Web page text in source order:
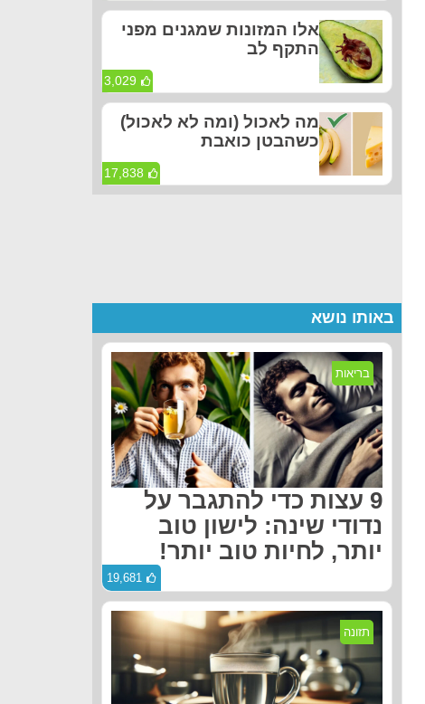
אלו המזונות שמגנים מפני
התקף לב
3,029
מה לאכול (ומה לא לאכול)
כשהבטן כואבת
17,838
באותו נושא
בריאות
9 עצות כדי להתגבר על
נדודי שינה: לישון טוב
יותר, לחיות טוב יותר!
19,681
תזונה